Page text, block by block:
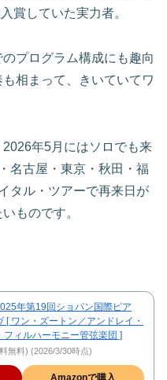
賞していた実力者。
プログラム構成にも趣向
相まって、きいていてワ
年5月にはソロでも来
名古屋・東京・秋田・福
タル・ツアーで再来日が
ものです。
年第19回ショパン国際ピア
[ ワン・ズートン／アンドレイ・
ィルハーモニー管弦楽団 ]
無料) (2026/3/30時点)